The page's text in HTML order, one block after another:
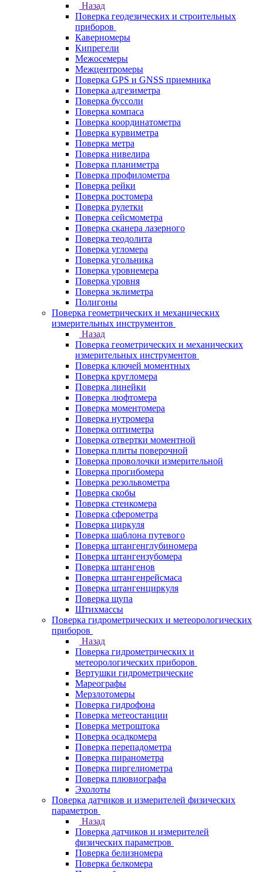
Назад
Поверка геодезических и строительных
приборов
Каверномеры
Кипрегели
Межосемеры
Межцентромеры
Поверка GPS и GNSS приемника
Поверка адгезиметра
Поверка буссоли
Поверка компаса
Поверка координатометра
Поверка курвиметра
Поверка метра
Поверка нивелира
Поверка планиметра
Поверка профилометра
Поверка рейки
Поверка ростомера
Поверка рулетки
Поверка сейсмометра
Поверка сканера лазерного
Поверка теодолита
Поверка угломера
Поверка угольника
Поверка уровнемера
Поверка уровня
Поверка эклиметра
Полигоны
Поверка геометрических и механических
измерительных инструментов
Назад
Поверка геометрических и механических
измерительных инструментов
Поверка ключей моментных
Поверка кругломера
Поверка линейки
Поверка люфтомера
Поверка моментомера
Поверка нутромера
Поверка оптиметра
Поверка отвертки моментной
Поверка плиты поверочной
Поверка проволочки измерительной
Поверка прогибомера
Поверка резольвометра
Поверка скобы
Поверка стенкомера
Поверка сферометра
Поверка циркуля
Поверка шаблона путевого
Поверка штангенглубиномера
Поверка штангензубомера
Поверка штангенов
Поверка штангенрейсмаса
Поверка штангенциркуля
Поверка щупа
Штихмассы
Поверка гидрометрических и метеорологических
приборов
Назад
Поверка гидрометрических и
метеорологических приборов
Вертушки гидрометрические
Мареографы
Мерзлотомеры
Поверка гидрофона
Поверка метеостанции
Поверка метроштока
Поверка осадкомера
Поверка перепадометра
Поверка пиранометра
Поверка пиргелиометра
Поверка плювиографа
Эхолоты
Поверка датчиков и измерителей физических
параметров
Назад
Поверка датчиков и измерителей
физических параметров
Поверка белизномера
Поверка белкомера